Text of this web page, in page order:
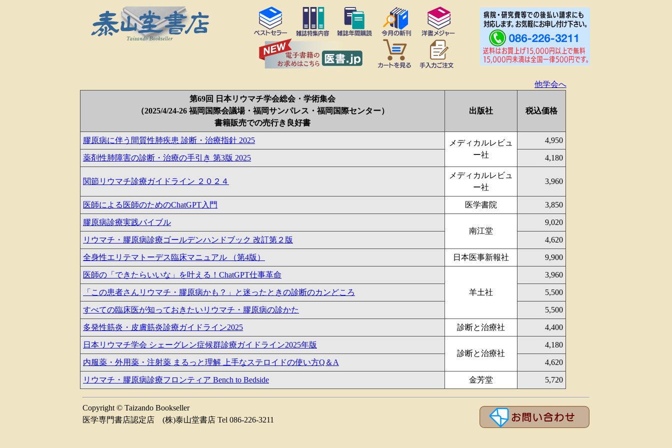
他学会へ
第69回 日本リウマチ学会総会・学術集会
（2025/4/24-26 福岡国際会議場・福岡サンパレス・福岡国際センター）
書籍販売での売行き良好書
出版社 税込価格
膠原病に伴う間質性肺疾患 診断・治療指針 2025
メディカルレビュ
ー社
4,950
薬剤性肺障害の診断・治療の手引き 第3版 2025 4,180
関節リウマチ診療ガイドライン ２０２４
メディカルレビュ
ー社
3,960
医師による医師のためのChatGPT入門 医学書院 3,850
膠原病診療実践バイブル
南江堂
9,020
リウマチ・膠原病診療ゴールデンハンドブック 改訂第２版 4,620
全身性エリテマトーデス臨床マニュアル （第4版） 日本医事新報社 9,900
医師の「できたらいいな」を叶える！ChatGPT仕事革命
羊土社
3,960
「この患者さんリウマチ・膠原病かも？」と迷ったときの診断のカンどころ 5,500
すべての臨床医が知っておきたいリウマチ・膠原病の診かた 5,500
多発性筋炎・皮膚筋炎診療ガイドライン2025 診断と治療社 4,400
日本リウマチ学会 シェーグレン症候群診療ガイドライン2025年版
診断と治療社
4,180
内服薬・外用薬・注射薬 まるっと理解 上手なステロイドの使い方Q＆A 4,620
リウマチ・膠原病診療フロンティア Bench to Bedside 金芳堂 5,720
Copyright © Taizando Bookseller
医学専門書店認定店 (株)泰山堂書店 Tel 086-226-3211